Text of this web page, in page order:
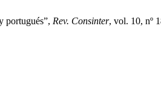
portugués”, Rev. Consinter, vol. 10, nº